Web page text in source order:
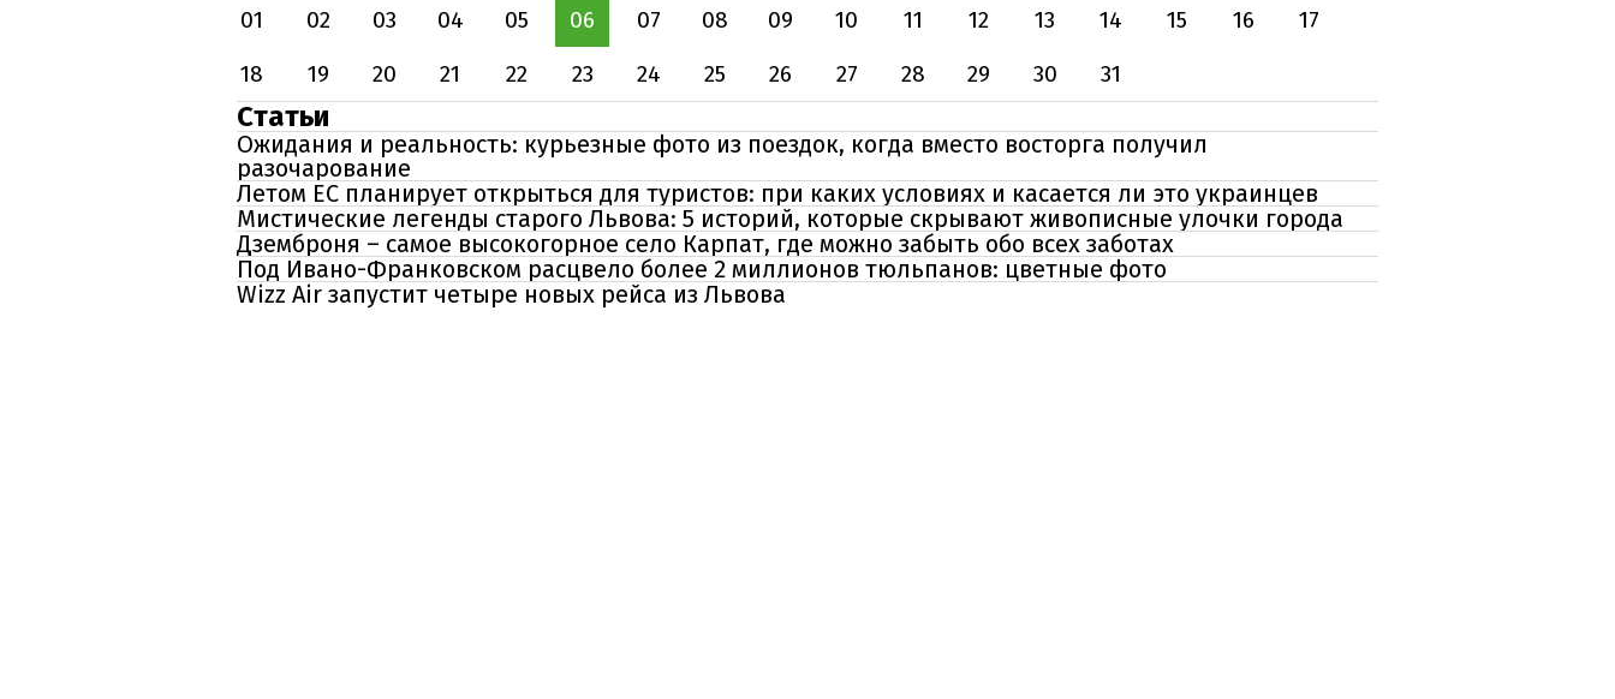
01
02 03 04 05 06 07 08 09 10 11 12 13 14 15 16
17
18
19 20 21 22 23 24 25 26 27 28 29 30 31
Статьи
Ожидания и реальность: курьезные фото из поездок, когда вместо восторга получил
разочарование
Летом ЕС планирует открыться для туристов: при каких условиях и касается ли это украинцев
Мистические легенды старого Львова: 5 историй, которые скрывают живописные улочки города
Дземброня – самое высокогорное село Карпат, где можно забыть обо всех заботах
Под Ивано-Франковском расцвело более 2 миллионов тюльпанов: цветные фото
Wizz Air запустит четыре новых рейса из Львова